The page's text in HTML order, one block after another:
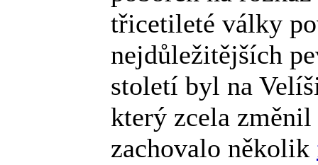
třicetileté války
nejdůležitějších
století byl na
který zcela
zachovalo několik